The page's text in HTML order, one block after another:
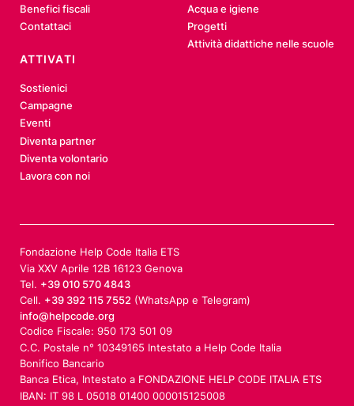
Benefici fiscali
Contattaci
Acqua e igiene
Progetti
Attività didattiche nelle scuole
ATTIVATI
Sostienici
Campagne
Eventi
Diventa partner
Diventa volontario
Lavora con noi
Fondazione Help Code Italia ETS
Via XXV Aprile 12B 16123 Genova
Tel. +39 010 570 4843
Cell. +39 392 115 7552 (WhatsApp e Telegram)
info@helpcode.org
Codice Fiscale: 950 173 501 09
C.C. Postale n° 10349165 Intestato a Help Code Italia
Bonifico Bancario
Banca Etica, Intestato a FONDAZIONE HELP CODE ITALIA ETS
IBAN: IT 98 L 05018 01400 000015125008